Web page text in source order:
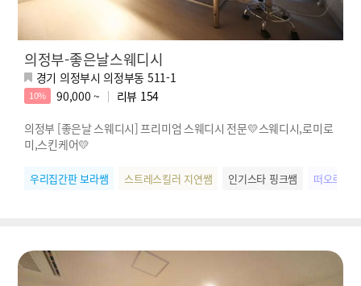
의정부-좋은날스웨디시
경기 의정부시 의정부동 511-1
10% 90,000 ~ 리뷰 154
의정부 [좋은날 스웨디시] 프리미엄 스웨디시 전문💛스웨디시,로미로
미,스킨케어💛
우리집간판 보라쌤 스트레스킬러 지연쌤 인기스타 핑크쌤 떠오르는